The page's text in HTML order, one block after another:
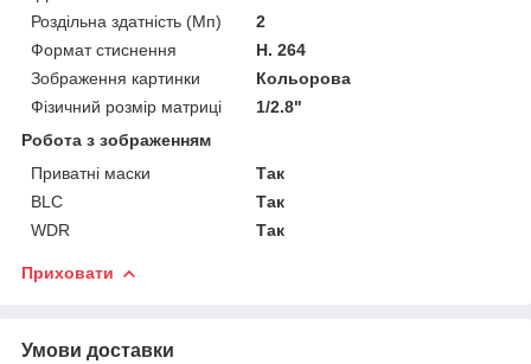
Роздільна здатність (Мп)
2
Формат стиснення
H. 264
Зображення картинки
Кольорова
Фізичний розмір матриці
1/2.8"
Робота з зображенням
Приватні маски
Так
BLC
Так
WDR
Так
Приховати
Умови доставки